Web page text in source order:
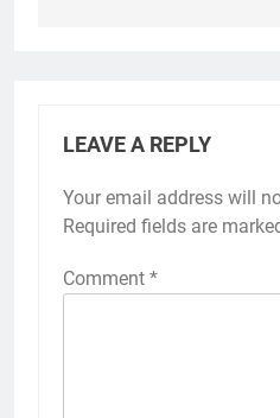
LEAVE A REPLY
Your email address will
Required fields are
Comment *